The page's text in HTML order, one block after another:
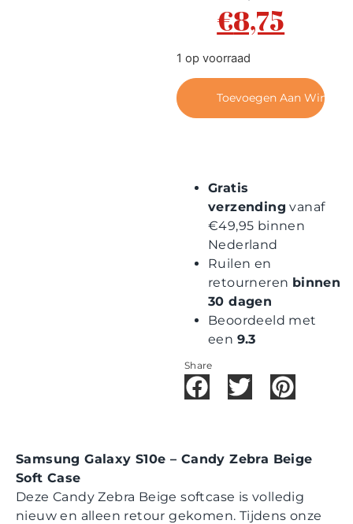
€8,75
1 op voorraad
Toevoegen Aan
Gratis
verzending vanaf
€49,95 binnen
Nederland
Ruilen en
retourneren binnen
30 dagen
Beoordeeld met
een 9.3
Share
Samsung Galaxy S10e – Candy Zebra Beige
Soft Case
Deze Candy Zebra Beige softcase is volledig
nieuw en alleen retour gekomen. Tijdens onze